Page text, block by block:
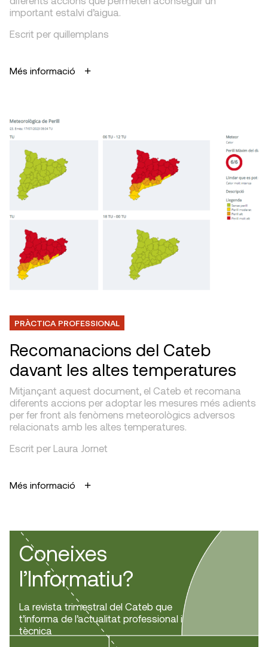
important estalvi d’aigua.
Escrit per quillemplans
Més informació
PRÀCTICA PROFESSIONAL
Recomanacions del Cateb
davant les altes temperatures
Mitjançant aquest document, el Cateb et recomana
diferents accions per adoptar les mesures més adients
per fer front als fenòmens meteorològics adversos
relacionats amb les altes temperatures.
Escrit per Laura Jornet
Més informació
Coneixes
l’Informatiu?
La revista trimestral del Cateb que
t’informa de l’actualitat professional i
tècnica